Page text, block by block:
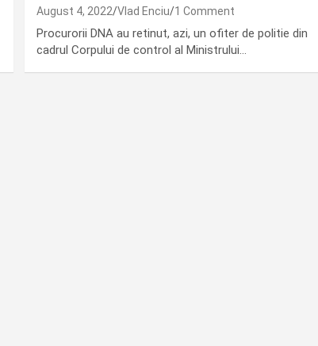
August 4, 2022 Vlad Enciu 1 Comment
Procurorii DNA au retinut, azi, un ofiter de politie din
cadrul Corpului de control al Ministrului…